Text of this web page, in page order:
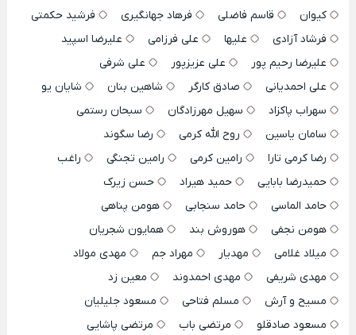
کیوان
قاسم فاضلی فرهاد جهانگیری
فرشید حکمتی
فرشاد آزادی
علیها علی فرزامی
علیرضا اسپید
علیرضا رحیم پور
علی عزیزپور
علی شرفی
علی احمدیانی
صادق کارگر شاهین بنان
شایان یو
سهراب پاکزاد
سهیل مهرزادگان
سبحان رستمی
سامان یاسین
روح الله کرمی
رضا سگوند
رضا کرمی تارا
رامین کرمی رامین تجنگی
راغب
حمیدرضا بابایی
حمید هیراد
حسن زیرک
حامد الماسی
حامد سنجابی
هومن پناهی
هومن نجفی
هوروش بند
همایون شجریان
میلاد غلامی
مهدیار مهراد جم
مهدی مولاد
مهدی شریفی
مهدی احمدوند
معین زد
مسیح و آرش
مسلم فتاحی
مسعود جلیلیان
مسعود صادقلو
مرتضی باب
مرتضی پاشایی